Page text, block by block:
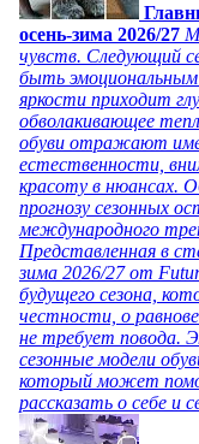
осень-зима 2026/27
чувств. Следующий
быть
яркости приходит
обволакивающее
обуви отражают
естественности,
красоту в нюансах.
прогнозу сезонных
международного
Представленная в
зима 2026/27 от
будущего сезона,
честности, о
не требует повода.
сезонные модели
который может
рассказать о себе и